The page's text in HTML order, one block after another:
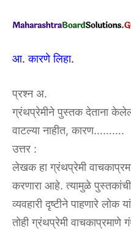
आ. कारणे लिहा.
प्रश्न अ.
ग्रंथप्रेमीने पुस्तक देताना
वाटल्या नाहीत, कारण……….
उत्तर :
लेखक हा ग्रंथप्रेमी
करणारा आहे. त्यामुळे
व्यवहारी दृष्टीने पाहणारे लोक
तोही ग्रंथप्रेमी वाचकाप्रमाणे